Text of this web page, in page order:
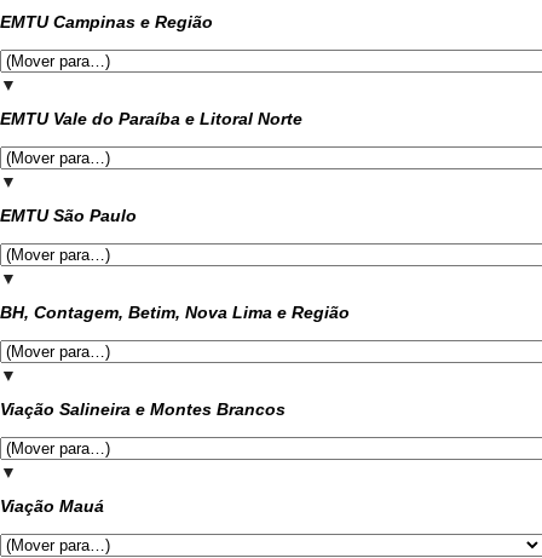
EMTU Campinas e Região
▼
EMTU Vale do Paraíba e Litoral Norte
▼
EMTU São Paulo
▼
BH, Contagem, Betim, Nova Lima e Região
▼
Viação Salineira e Montes Brancos
▼
Viação Mauá